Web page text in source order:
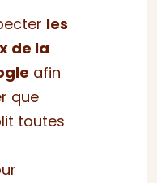
les
de la
afin
que
toutes